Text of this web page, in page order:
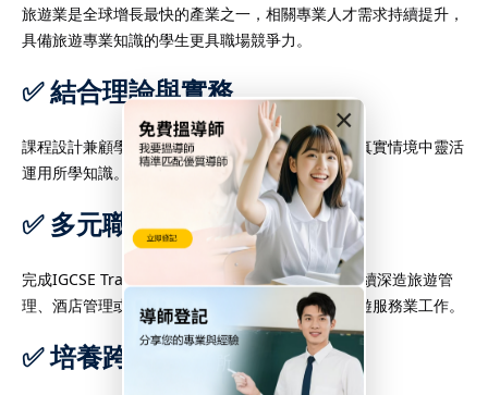
×
旅遊業是全球增長最快的產業之一，相關專業人才需求持續提升，
具備旅遊專業知識的學生更具職場競爭力。
✅ 結合理論與實務
課程設計兼顧學術理論與實際應用，讓學生能夠在真實情境中靈活
運用所學知識。
✅ 多元職業發展路徑
完成IGCSE Travel and Tourism後，學生可選擇繼續深造旅遊管
理、酒店管理或國際商務等領域，也可直接進入旅遊服務業工作。
✅ 培養跨文化溝通與服務意識